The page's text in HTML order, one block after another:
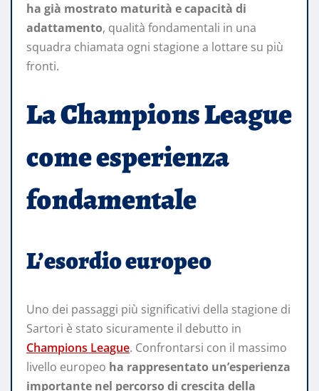
ha già mostrato maturità e capacità di
adattamento, qualità fondamentali in una
squadra chiamata ogni stagione a lottare su più
fronti.
La Champions League
come esperienza
fondamentale
L’esordio europeo
Uno dei passaggi più significativi della stagione di
Sartori è stato sicuramente il debutto in
Champions League. Confrontarsi con il massimo
livello europeo ha rappresentato un’esperienza
importante nel percorso di crescita della